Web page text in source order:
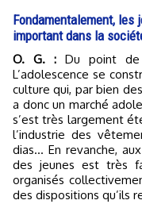
Fondamentalement, les
important dans la
O. G. :Du point de
L’adolescence se
culture qui, par bien
a donc un marché
s’est très largement
l’industrie des
dias… En revanche,
des jeunes est très
organisés
des dispositions qu’ils